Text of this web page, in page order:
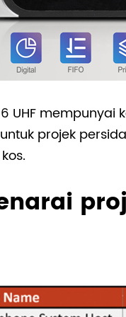
UHF
projek